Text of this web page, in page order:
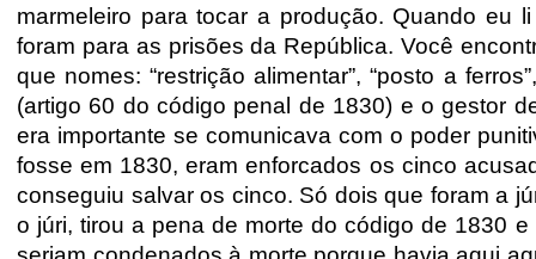
marmeleiro para tocar a produção. Quando eu
foram para as prisões da República. Você
que nomes: “restrição alimentar”, “posto a
(artigo 60 do código penal de 1830) e o gestor
era importante se comunicava com o poder
fosse em 1830, eram enforcados os cinco
conseguiu salvar os cinco. Só dois que foram a
o júri, tirou a pena de morte do código de 1830